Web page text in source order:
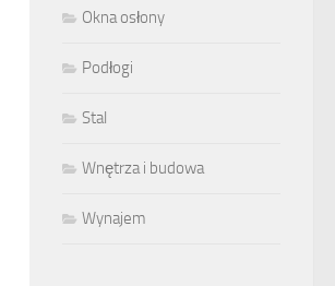
Okna osłony
Podłogi
Stal
Wnętrza i budowa
Wynajem